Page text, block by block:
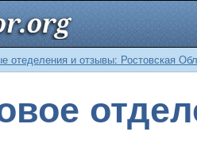
отеделения и отзывы: Ростовская